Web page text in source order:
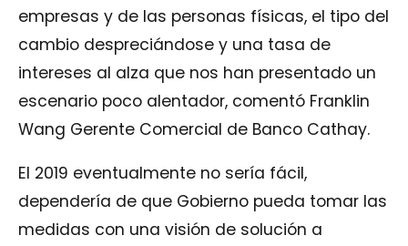
empresas y de las personas físicas, el tipo del
cambio despreciándose y una tasa de
intereses al alza que nos han presentado un
escenario poco alentador, comentó Franklin
Wang Gerente Comercial de Banco Cathay.
El 2019 eventualmente no sería fácil,
dependería de que Gobierno pueda tomar las
medidas con una visión de solución a